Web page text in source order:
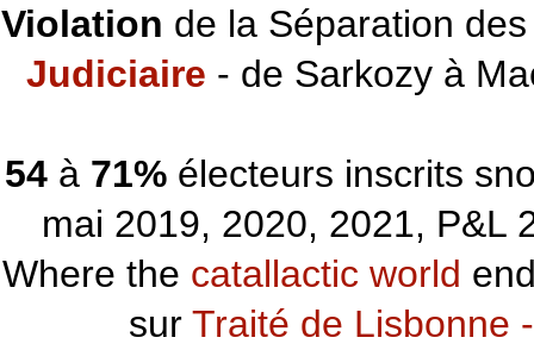
Violation de la Séparation
Judiciaire - de Sarkozy à
54à 71%électeurs inscrits
mai 2019, 2020, 2021, P&L
Where the catallactic world
sur Traité de Lisbonne